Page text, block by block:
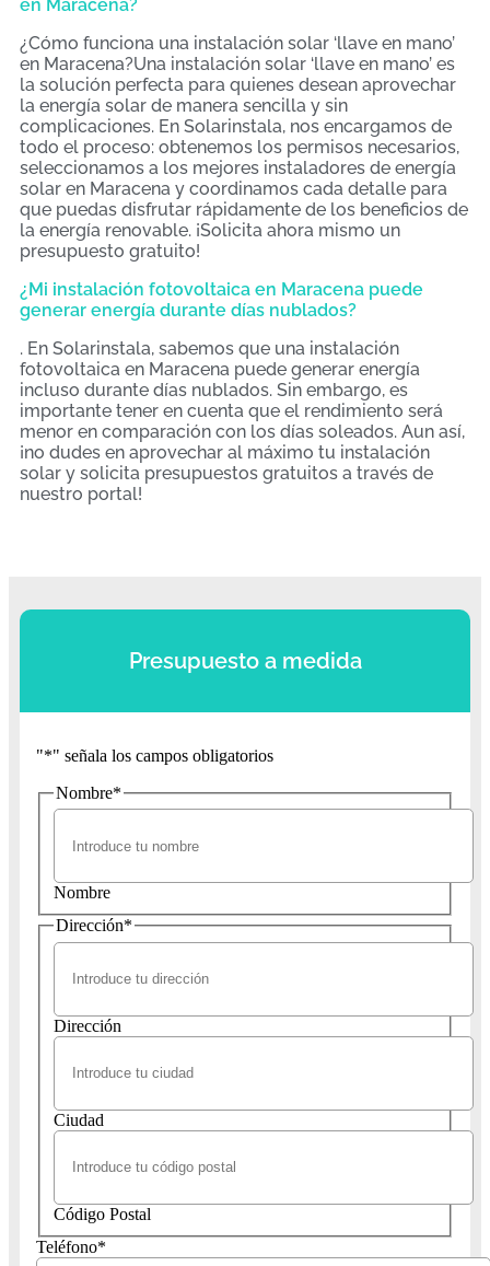
en Maracena?
¿Cómo funciona una instalación solar ‘llave en mano’
en Maracena?Una instalación solar ‘llave en mano’ es
la solución perfecta para quienes desean aprovechar
la energía solar de manera sencilla y sin
complicaciones. En Solarinstala, nos encargamos de
todo el proceso: obtenemos los permisos necesarios,
seleccionamos a los mejores instaladores de energía
solar en Maracena y coordinamos cada detalle para
que puedas disfrutar rápidamente de los beneficios de
la energía renovable. ¡Solicita ahora mismo un
presupuesto gratuito!
¿Mi instalación fotovoltaica en Maracena puede
generar energía durante días nublados?
. En Solarinstala, sabemos que una instalación
fotovoltaica en Maracena puede generar energía
incluso durante días nublados. Sin embargo, es
importante tener en cuenta que el rendimiento será
menor en comparación con los días soleados. Aun así,
¡no dudes en aprovechar al máximo tu instalación
solar y solicita presupuestos gratuitos a través de
nuestro portal!
Presupuesto a medida
"*" señala los campos obligatorios
Nombre*
Nombre
Dirección*
Dirección
Ciudad
Código Postal
Teléfono*